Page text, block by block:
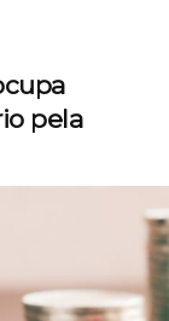
pela